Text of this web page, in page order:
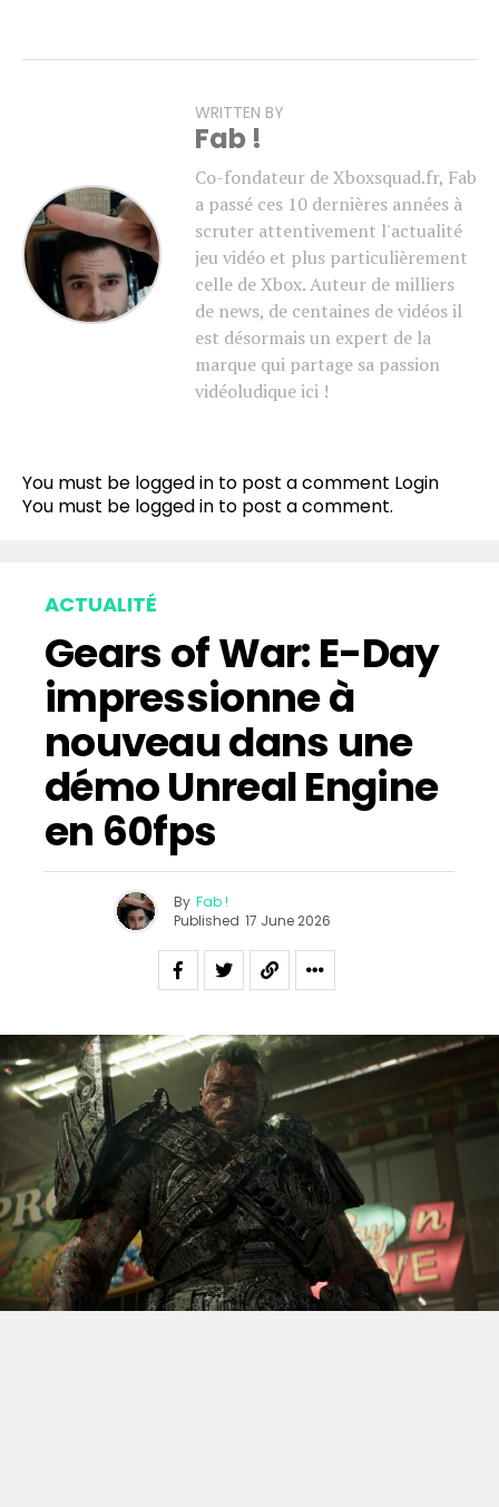
WRITTEN BY
Fab !
Co-fondateur de Xboxsquad.fr, Fab
a passé ces 10 dernières années à
scruter attentivement l'actualité
jeu vidéo et plus particulièrement
celle de Xbox. Auteur de milliers
de news, de centaines de vidéos il
est désormais un expert de la
marque qui partage sa passion
vidéoludique ici !
You must be logged in to post a comment Login
You must be logged in to post a comment.
ACTUALITÉ
Gears of War: E-Day
impressionne à
nouveau dans une
démo Unreal Engine
en 60fps
By Fab !
Published 17 June 2026